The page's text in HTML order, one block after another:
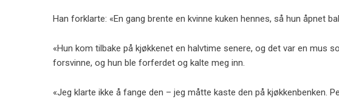
Han forklarte: «En gang brente en kvinne kuken hennes, så hun åpnet
«Hun kom tilbake på kjøkkenet en halvtime senere, og det var en mus
forsvinne, og hun ble forferdet og kalte meg inn.
«Jeg klarte ikke å fange den – jeg måtte kaste den på kjøkkenbenken.